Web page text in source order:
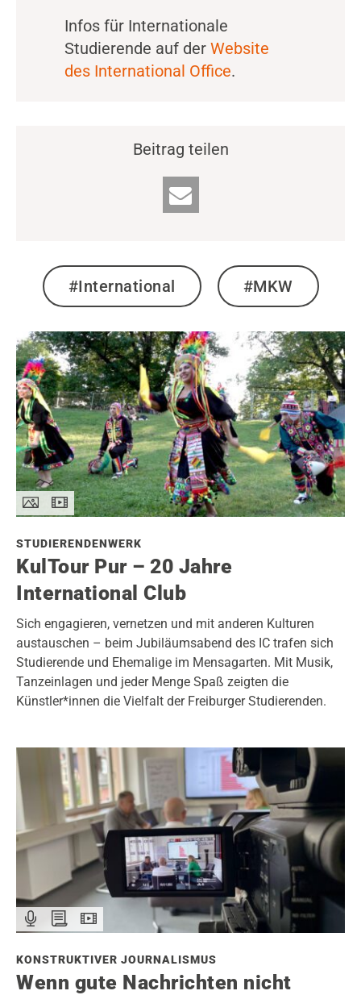
Infos für Internationale
Studierende auf der Website
des International Office.
Beitrag teilen
#International #MKW
STUDIERENDENWERK
KulTour Pur – 20 Jahre
International Club
Sich engagieren, vernetzen und mit anderen Kulturen
austauschen – beim Jubiläumsabend des IC trafen sich
Studierende und Ehemalige im Mensagarten. Mit Musik,
Tanzeinlagen und jeder Menge Spaß zeigten die
Künstler*innen die Vielfalt der Freiburger Studierenden.
KONSTRUKTIVER JOURNALISMUS
Wenn gute Nachrichten nicht